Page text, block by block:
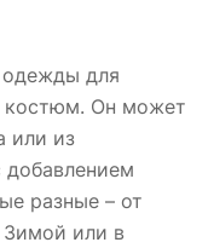
для
костюм. Он может
или из
добавлением
разные – от
Зимой или в